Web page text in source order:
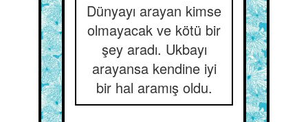
Dünyayı arayan kimse
olmayacak ve kötü bir
şey aradı. Ukbayı
arayansa kendine iyi
bir hal aramış oldu.